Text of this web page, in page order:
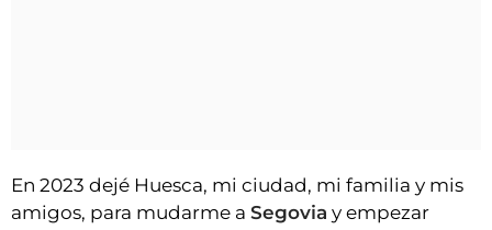
En 2023 dejé Huesca, mi ciudad, mi familia y mis
amigos, para mudarme a Segovia y empezar